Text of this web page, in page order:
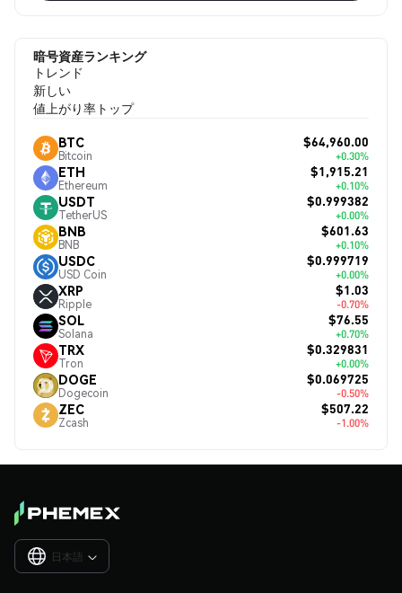
暗号資産ランキング
トレンド
新しい
値上がり率トップ
BTC
Bitcoin
$64,960.00
+0.30%
ETH
Ethereum
$1,915.21
+0.10%
USDT
TetherUS
$0.999382
+0.00%
BNB
BNB
$601.63
+0.10%
USDC
USD Coin
$0.999719
+0.00%
XRP
Ripple
$1.03
-0.70%
SOL
Solana
$76.55
+0.70%
TRX
Tron
$0.329831
+0.00%
DOGE
Dogecoin
$0.069725
-0.50%
ZEC
Zcash
$507.22
-1.00%
日本語 